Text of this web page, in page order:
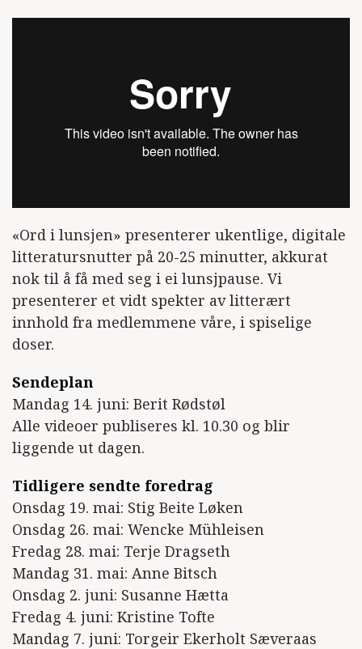
«Ord i lunsjen» presenterer ukentlige, digitale
litteratursnutter på 20-25 minutter, akkurat
nok til å få med seg i ei lunsjpause. Vi
presenterer et vidt spekter av litterært
innhold fra medlemmene våre, i spiselige
doser.
Sendeplan
Mandag 14. juni: Berit Rødstøl
Alle videoer publiseres kl. 10.30 og blir
liggende ut dagen.
Tidligere sendte foredrag
Onsdag 19. mai: Stig Beite Løken
Onsdag 26. mai: Wencke Mühleisen
Fredag 28. mai: Terje Dragseth
Mandag 31. mai: Anne Bitsch
Onsdag 2. juni: Susanne Hætta
Fredag 4. juni: Kristine Tofte
Mandag 7. juni: Torgeir Ekerholt Sæveraas